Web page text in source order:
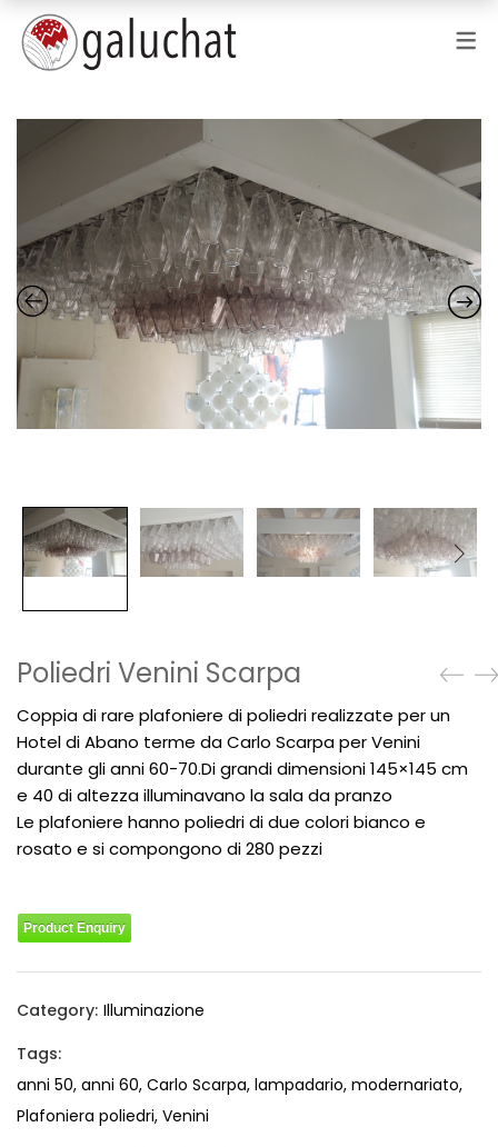
Poliedri Venini Scarpa
Coppia di rare plafoniere di poliedri realizzate per un
Hotel di Abano terme da Carlo Scarpa per Venini
durante gli anni 60-70.Di grandi dimensioni 145×145 cm
e 40 di altezza illuminavano la sala da pranzo
Le plafoniere hanno poliedri di due colori bianco e
rosato e si compongono di 280 pezzi
Product Enquiry
Category: Illuminazione
Tags:
anni 50, anni 60, Carlo Scarpa, lampadario, modernariato,
Plafoniera poliedri, Venini